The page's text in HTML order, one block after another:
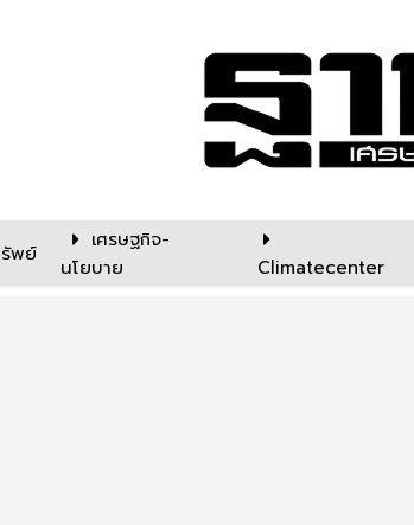
พย์
เศรษฐกิจ-
นโยบาย
Climatecenter